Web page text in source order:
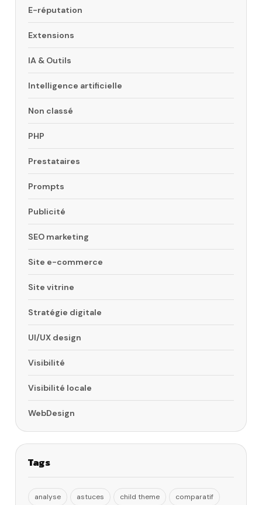
E-réputation
Extensions
IA & Outils
Intelligence artificielle
Non classé
PHP
Prestataires
Prompts
Publicité
SEO marketing
Site e-commerce
Site vitrine
Stratégie digitale
UI/UX design
Visibilité
Visibilité locale
WebDesign
Tags
analyse astuces child theme
comparatif